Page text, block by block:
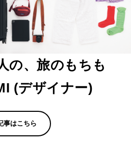
の、旅のもちも
(デザイナー)
事はこちら